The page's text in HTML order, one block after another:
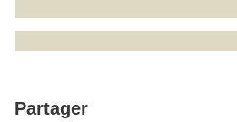
Partager